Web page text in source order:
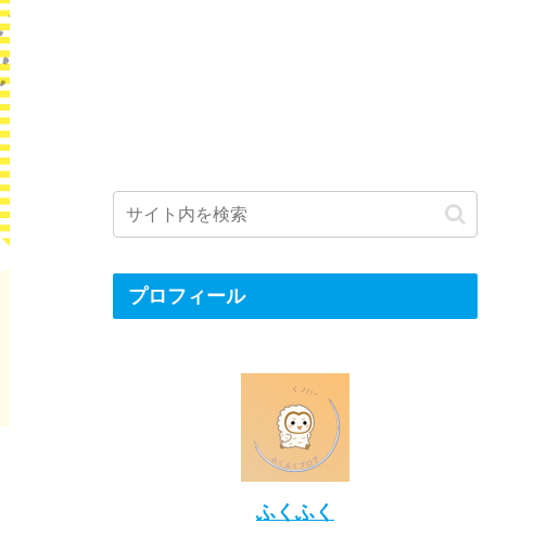
プロフィール
ふくふく